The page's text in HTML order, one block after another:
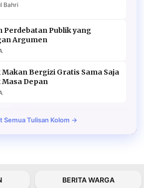
Bahri
Perdebatan Publik yang
Argumen
Bergizi Gratis Sama Saja
Depan
Semua Tulisan Kolom →
BERITA WARGA